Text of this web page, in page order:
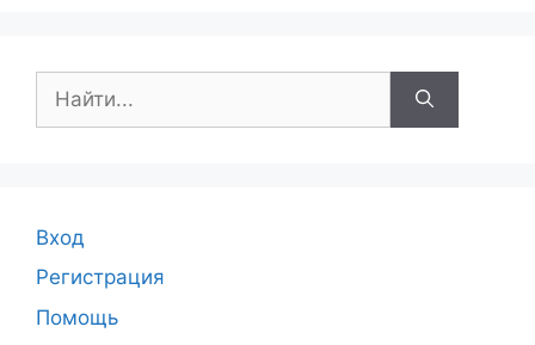
Вход
Регистрация
Помощь